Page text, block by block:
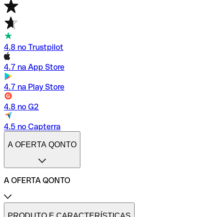
4.8 no Trustpilot
4.7 na App Store
4.7 na Play Store
4.8 no G2
4.5 no Capterra
A OFERTA QONTO
A OFERTA QONTO
Tarifas